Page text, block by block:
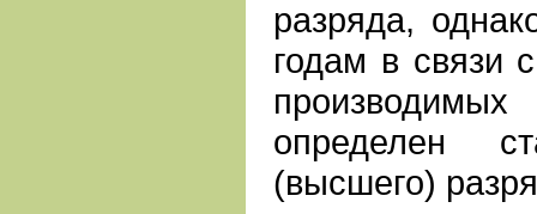
разряда,
годам в связи
определен
(высшего)